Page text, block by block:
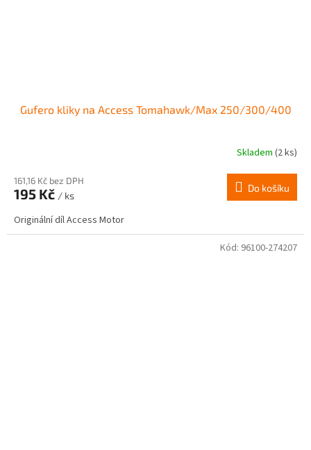
Gufero kliky na Access Tomahawk/Max 250/300/400
Skladem (2 ks)
161,16 Kč bez DPH
195 Kč / ks
Do košíku
Originální díl Access Motor
Kód: 96100-274207